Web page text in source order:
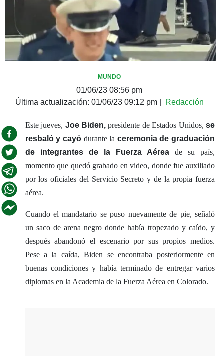
MUNDO
01/06/23 08:56 pm
Última actualización: 01/06/23 09:12 pm| Redacción
Este jueves, Joe Biden,presidente de Estados Unidos,se
resbaló y cayódurante la ceremonia de graduación
de integrantes de la Fuerza Aéreade su país,
momento que quedó grabado en video, donde fue auxiliado
por los oficiales del Servicio Secreto y de la propia fuerza
aérea.
Cuando el mandatario se puso nuevamente de pie, señaló
un saco de arena negro donde había tropezado y caído, y
después abandonó el escenario por sus propios medios.
Pese a la caída, Biden se encontraba posteriormente en
buenas condiciones y había terminado de entregar varios
diplomas en la Academia de la Fuerza Aérea en Colorado.